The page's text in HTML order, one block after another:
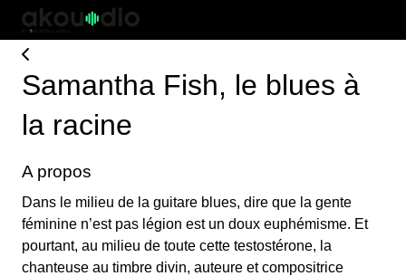
Samantha Fish, le blues à
la racine
A propos
Dans le milieu de la guitare blues, dire que la gente
féminine n’est pas légion est un doux euphémisme. Et
pourtant, au milieu de toute cette testostérone, la
chanteuse au timbre divin, auteure et compositrice